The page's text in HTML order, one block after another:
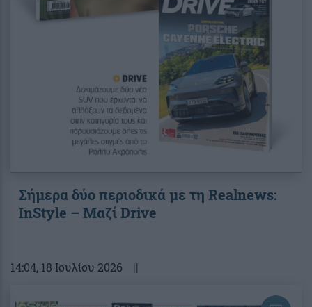
Σήμερα δύο περιοδικά με τη Realnews:
InStyle – Μαζί Drive
14:04, 18 Ιουλίου 2026 ||